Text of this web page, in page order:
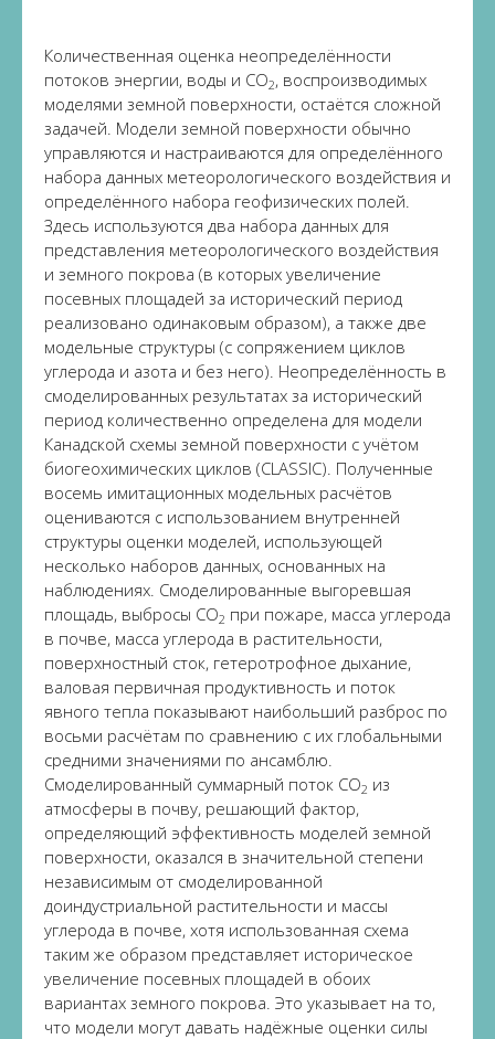
Количественная оценка неопределённости
потоков энергии, воды и CO2, воспроизводимых
моделями земной поверхности, остаётся сложной
задачей. Модели земной поверхности обычно
управляются и настраиваются для определённого
набора данных метеорологического воздействия и
определённого набора геофизических полей.
Здесь используются два набора данных для
представления метеорологического воздействия
и земного покрова (в которых увеличение
посевных площадей за исторический период
реализовано одинаковым образом), а также две
модельные структуры (с сопряжением циклов
углерода и азота и без него). Неопределённость в
смоделированных результатах за исторический
период количественно определена для модели
Канадской схемы земной поверхности с учётом
биогеохимических циклов (CLASSIC). Полученные
восемь имитационных модельных расчётов
оцениваются с использованием внутренней
структуры оценки моделей, использующей
несколько наборов данных, основанных на
наблюдениях. Смоделированные выгоревшая
площадь, выбросы CO2 при пожаре, масса углерода
в почве, масса углерода в растительности,
поверхностный сток, гетеротрофное дыхание,
валовая первичная продуктивность и поток
явного тепла показывают наибольший разброс по
восьми расчётам по сравнению с их глобальными
средними значениями по ансамблю.
Смоделированный суммарный поток CO2 из
атмосферы в почву, решающий фактор,
определяющий эффективность моделей земной
поверхности, оказался в значительной степени
независимым от смоделированной
доиндустриальной растительности и массы
углерода в почве, хотя использованная схема
таким же образом представляет историческое
увеличение посевных площадей в обоих
вариантах земного покрова. Это указывает на то,
что модели могут давать надёжные оценки силы